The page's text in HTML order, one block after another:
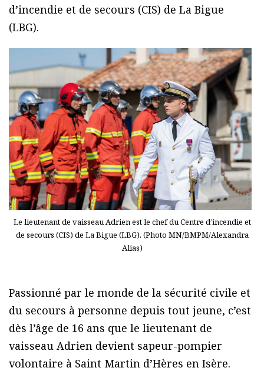
d’incendie et de secours (CIS) de La Bigue
(LBG).
Le lieutenant de vaisseau Adrien est le chef du Centre d’incendie et
de secours (CIS) de La Bigue (LBG). (Photo MN/BMPM/Alexandra
Alias)
Passionné par le monde de la sécurité civile et
du secours à personne depuis tout jeune, c’est
dès l’âge de 16 ans que le lieutenant de
vaisseau Adrien devient sapeur-pompier
volontaire à Saint Martin d’Hères en Isère.